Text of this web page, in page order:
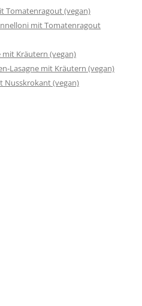
Tomatenragout (vegan)
mit Tomatenragout
mit Kräutern (vegan)
Lasagne mit Kräutern (vegan)
Nusskrokant (vegan)